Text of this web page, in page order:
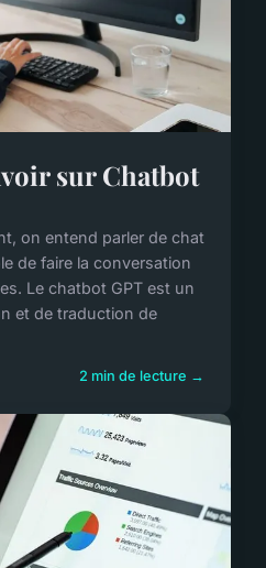
sur Chatbot
on entend parler de chat
de faire la conversation
Le chatbot GPT est un
et de traduction de
2 min de lecture →